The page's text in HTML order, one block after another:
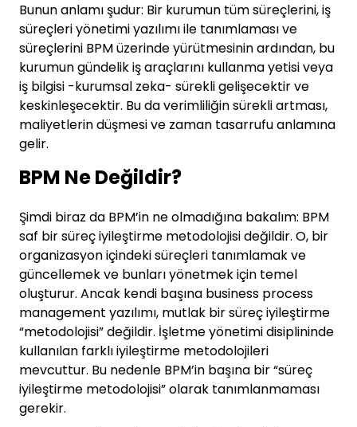
Bunun anlamı şudur: Bir kurumun tüm süreçlerini, iş
süreçleri yönetimi yazılımı ile tanımlaması ve
süreçlerini BPM üzerinde yürütmesinin ardından, bu
kurumun gündelik iş araçlarını kullanma yetisi veya
iş bilgisi -kurumsal zeka- sürekli gelişecektir ve
keskinleşecektir. Bu da verimliliğin sürekli artması,
maliyetlerin düşmesi ve zaman tasarrufu anlamına
gelir.
BPM Ne Değildir?
Şimdi biraz da BPM’in ne olmadığına bakalım: BPM
saf bir süreç iyileştirme metodolojisi değildir. O, bir
organizasyon içindeki süreçleri tanımlamak ve
güncellemek ve bunları yönetmek için temel
oluşturur. Ancak kendi başına business process
management yazılımı, mutlak bir süreç iyileştirme
“metodolojisi” değildir. İşletme yönetimi disiplininde
kullanılan farklı iyileştirme metodolojileri
mevcuttur. Bu nedenle BPM’in başına bir “süreç
iyileştirme metodolojisi” olarak tanımlanmaması
gerekir.